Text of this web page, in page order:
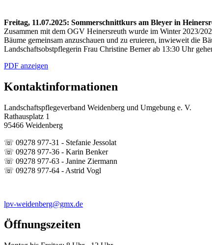
Freitag, 11.07.2025: Sommerschnittkurs am Bleyer in
Zusammen mit dem OGV Heinersreuth wurde im Winter 2023/
Bäume gemeinsam anzuschauen und zu eruieren, inwieweit die
Landschaftsobstpflegerin Frau Christine Berner ab 13:30 Uhr
PDF anzeigen
Kontaktinformationen
Landschaftspflegeverband Weidenberg und Umgebung e. V.
Rathausplatz 1
95466 Weidenberg
☏ 09278 977-31 - Stefanie Jessolat
☏ 09278 977-36 - Karin Benker
☏ 09278 977-63 - Janine Ziermann
☏ 09278 977-64 - Astrid Vogl
lpv-weidenberg@gmx.de
Öffnungszeiten